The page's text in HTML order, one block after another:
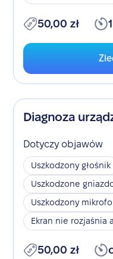
50,00 zł
Diagnoza
Dotyczy objawów
Uszkodzony głośnik
Uszkodzone
Uszkodzony
Ekran nie rozjaśnia
50,00 zł